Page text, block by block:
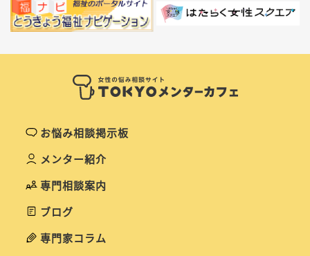
お悩み相談掲示板
メンター紹介
専門相談案内
ブログ
専門家コラム